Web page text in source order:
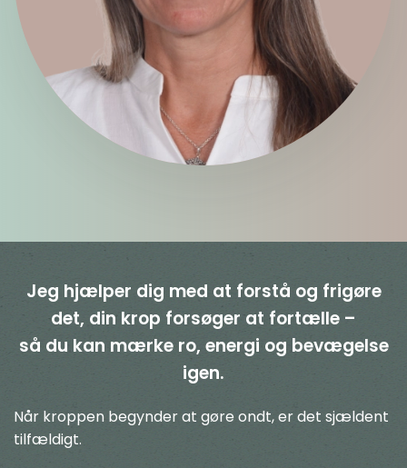
Jeg hjælper dig med at forstå og frigøre
det, din krop forsøger at fortælle –
så du kan mærke ro, energi og bevægelse
igen.
Når kroppen begynder at gøre ondt, er det sjældent
tilfældigt.